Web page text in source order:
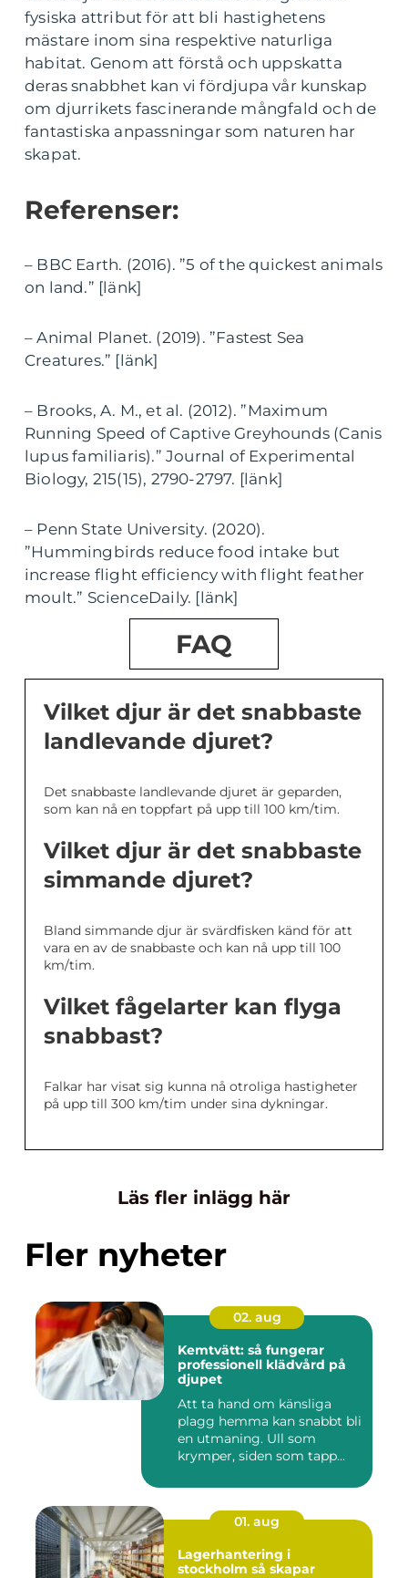
fysiska attribut för att bli hastighetens
mästare inom sina respektive naturliga
habitat. Genom att förstå och uppskatta
deras snabbhet kan vi fördjupa vår kunskap
om djurrikets fascinerande mångfald och de
fantastiska anpassningar som naturen har
skapat.
Referenser:
– BBC Earth. (2016). ”5 of the quickest animals
on land.” [länk]
– Animal Planet. (2019). ”Fastest Sea
Creatures.” [länk]
– Brooks, A. M., et al. (2012). ”Maximum
Running Speed of Captive Greyhounds (Canis
lupus familiaris).” Journal of Experimental
Biology, 215(15), 2790-2797. [länk]
– Penn State University. (2020).
”Hummingbirds reduce food intake but
increase flight efficiency with flight feather
moult.” ScienceDaily. [länk]
FAQ
Vilket djur är det snabbaste
landlevande djuret?
Det snabbaste landlevande djuret är geparden,
som kan nå en toppfart på upp till 100 km/tim.
Vilket djur är det snabbaste
simmande djuret?
Bland simmande djur är svärdfisken känd för att
vara en av de snabbaste och kan nå upp till 100
km/tim.
Vilket fågelarter kan flyga
snabbast?
Falkar har visat sig kunna nå otroliga hastigheter
på upp till 300 km/tim under sina dykningar.
Läs fler inlägg här
Fler nyheter
02. aug
Kemtvätt: så fungerar
professionell klädvård på
djupet
Att ta hand om känsliga
plagg hemma kan snabbt bli
en utmaning. Ull som
krymper, siden som tapp...
01. aug
Lagerhantering i
stockholm så skapar